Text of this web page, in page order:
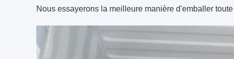
Nous essayerons la meilleure manière d'emballer